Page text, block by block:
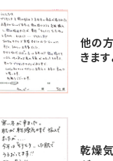
他の
きます
乾燥